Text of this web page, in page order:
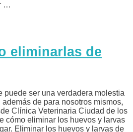
…
eliminarlas de
puede ser una verdadera molestia
de para nosotros mismos,
Clínica Veterinaria Ciudad de los
cómo eliminar los huevos y larvas
Eliminar los huevos y larvas de